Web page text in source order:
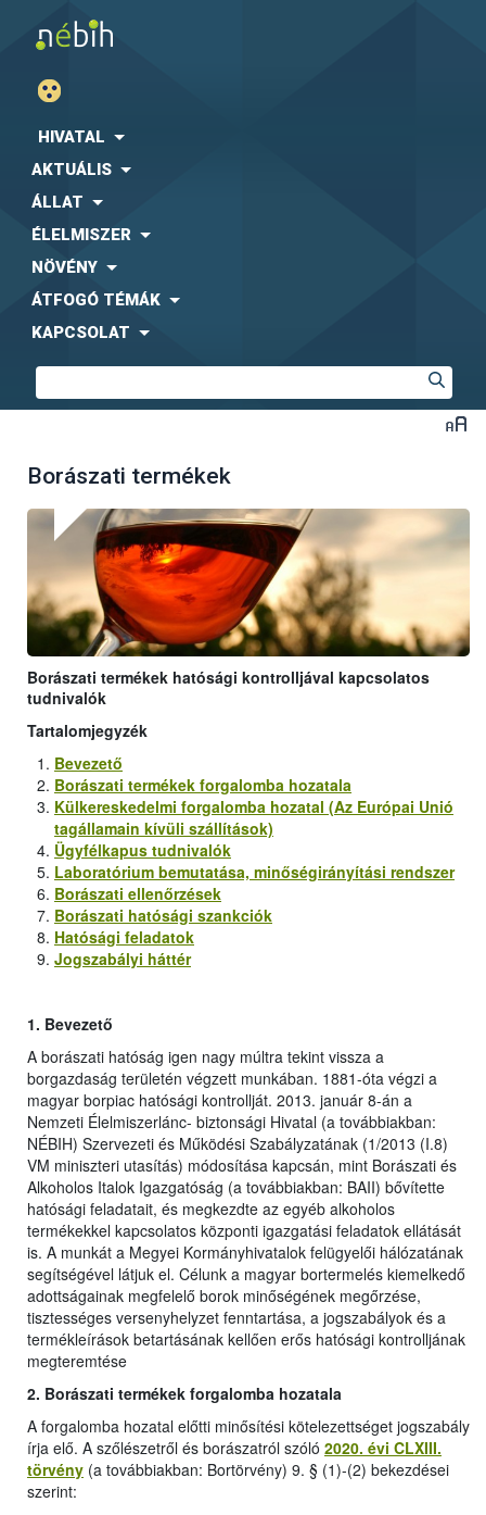
HIVATAL
AKTUÁLIS
ÁLLAT
ÉLELMISZER
NÖVÉNY
ÁTFOGÓ TÉMÁK
KAPCSOLAT
Borászati termékek
Borászati termékek hatósági kontrolljával kapcsolatos
tudnivalók
Tartalomjegyzék
Bevezető
Borászati termékek forgalomba hozatala
Külkereskedelmi forgalomba hozatal (Az Európai Unió
tagállamain kívüli szállítások)
Ügyfélkapus tudnivalók
Laboratórium bemutatása, minőségirányítási rendszer
Borászati ellenőrzések
Borászati hatósági szankciók
Hatósági feladatok
Jogszabályi háttér
1. Bevezető
A borászati hatóság igen nagy múltra tekint vissza a
borgazdaság területén végzett munkában. 1881-óta végzi a
magyar borpiac hatósági kontrollját. 2013. január 8-án a
Nemzeti Élelmiszerlánc- biztonsági Hivatal (a továbbiakban:
NÉBIH) Szervezeti és Működési Szabályzatának (1/2013 (I.8)
VM miniszteri utasítás) módosítása kapcsán, mint Borászati és
Alkoholos Italok Igazgatóság (a továbbiakban: BAII) bővítette
hatósági feladatait, és megkezdte az egyéb alkoholos
termékekkel kapcsolatos központi igazgatási feladatok ellátását
is. A munkát a Megyei Kormányhivatalok felügyelői hálózatának
segítségével látjuk el. Célunk a magyar bortermelés kiemelkedő
adottságainak megfelelő borok minőségének megőrzése,
tisztességes versenyhelyzet fenntartása, a jogszabályok és a
termékleírások betartásának kellően erős hatósági kontrolljának
megteremtése
2. Borászati termékek forgalomba hozatala
A forgalomba hozatal előtti minősítési kötelezettséget jogszabály
írja elő. A szőlészetről és borászatról szóló 2020. évi CLXIII.
törvény (a továbbiakban: Bortörvény) 9. § (1)-(2) bekezdései
szerint: